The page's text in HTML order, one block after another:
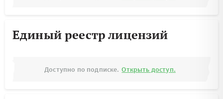
Единый реестр лицензий
Доступно по подписке. Открыть доступ.